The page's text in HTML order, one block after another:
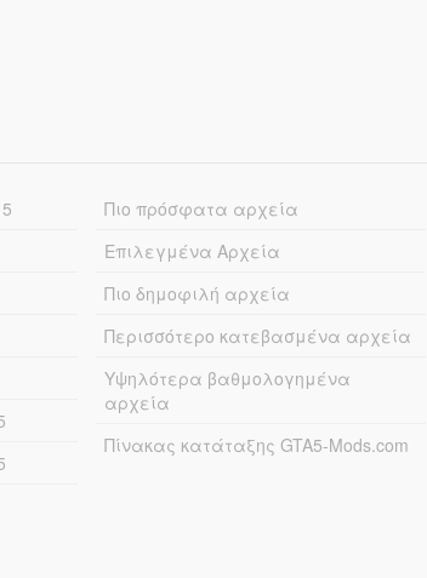
Πιο πρόσφατα αρχεία
Επιλεγμένα Αρχεία
Πιο δημοφιλή αρχεία
Περισσότερο κατεβασμένα αρχεία
Υψηλότερα βαθμολογημένα
αρχεία
Πίνακας κατάταξης GTA5-Mods.com